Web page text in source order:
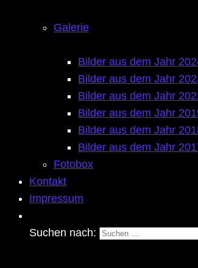
Galerie
Bilder aus dem Jahr
Bilder aus dem Jahr
Bilder aus dem Jahr
Bilder aus dem Jahr
Bilder aus dem Jahr
Bilder aus dem Jahr
Fotobox
Kontakt
Impressum
Suchen nach: